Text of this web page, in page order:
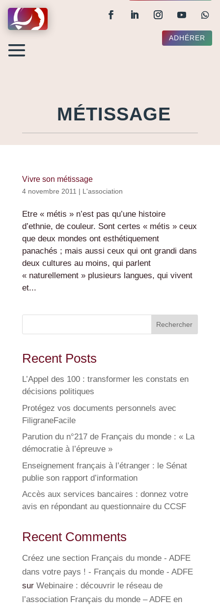
ADHÉRER
MÉTISSAGE
Vivre son métissage
4 novembre 2011 | L'association
Etre « métis » n’est pas qu’une histoire
d’ethnie, de couleur. Sont certes « métis » ceux
que deux mondes ont esthétiquement
panachés ; mais aussi ceux qui ont grandi dans
deux cultures au moins, qui parlent
« naturellement » plusieurs langues, qui vivent
et...
Rechercher
Recent Posts
L’Appel des 100 : transformer les constats en
décisions politiques
Protégez vos documents personnels avec
FiligraneFacile
Parution du n°217 de Français du monde : « La
démocratie à l’épreuve »
Enseignement français à l’étranger : le Sénat
publie son rapport d’information
Accès aux services bancaires : donnez votre
avis en répondant au questionnaire du CCSF
Recent Comments
Créez une section Français du monde - ADFE
dans votre pays ! - Français du monde - ADFE
sur Webinaire : découvrir le réseau de
l’association Français du monde – ADFE en